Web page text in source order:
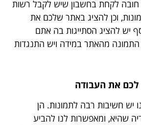
חובה לקחת בחשבון שיש לקבל רשות
וכן להציג באתר שלכם את
יש להציג הסתייגות בה אתם
התמונה מהאתר במידה ויש התנגדות
את העבודה
יש חשיבות רבה לתמונות. הן
שהיא, ומאפשרות לנו להביע